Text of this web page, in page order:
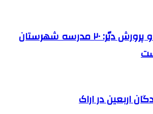
مدیر آموزش و پرورش دیّر: ۲۰ مدرسه شهرستان
اربعین در اراک